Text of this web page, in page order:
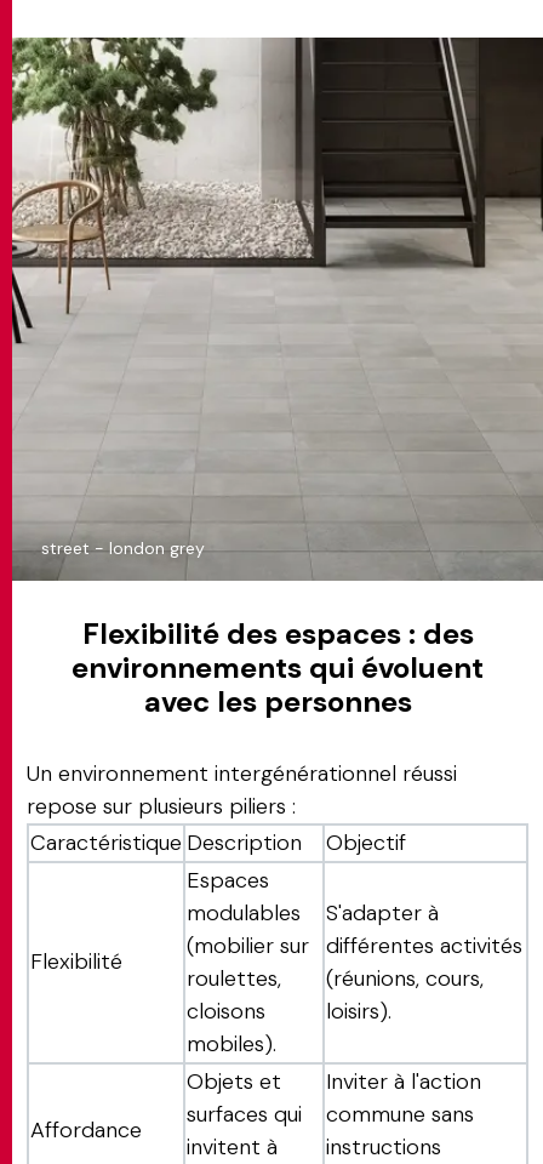
street - london grey
Flexibilité des espaces : des
environnements qui évoluent
avec les personnes
Un environnement intergénérationnel réussi
repose sur plusieurs piliers :
Caractéristique Description Objectif
Flexibilité
Espaces
modulables
(mobilier sur
roulettes,
cloisons
mobiles).
S'adapter à
différentes activités
(réunions, cours,
loisirs).
Affordance
Objets et
surfaces qui
invitent à
Inviter à l'action
commune sans
instructions